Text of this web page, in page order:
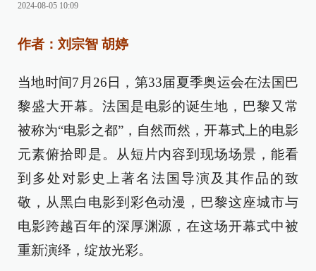
2024-08-05 10:09
作者：刘宗智 胡婷
当地时间7月26日，第33届夏季奥运会在法国巴
黎盛大开幕。法国是电影的诞生地，巴黎又常
被称为“电影之都”，自然而然，开幕式上的电影
元素俯拾即是。从短片内容到现场场景，能看
到多处对影史上著名法国导演及其作品的致
敬，从黑白电影到彩色动漫，巴黎这座城市与
电影跨越百年的深厚渊源，在这场开幕式中被
重新演绎，绽放光彩。